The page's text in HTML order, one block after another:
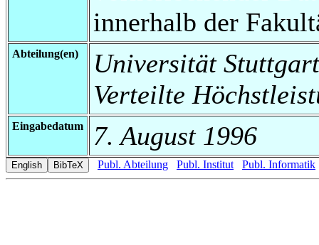
innerhalb der
Abteilung(en)
Universität
Verteilte
Eingabedatum 7. August 1996
Publ. Abteilung Publ. Institut Publ. Informatik